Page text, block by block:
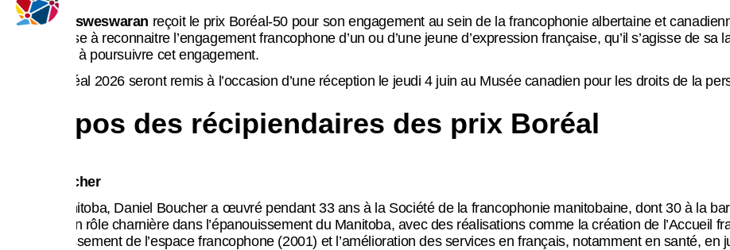
Ahdithya Visweswaran reçoit le prix Boréal-50 pour son engagement au sein de la francophonie albertaine et
Boréal-50 vise à reconnaitre l’engagement francophone d’un ou d’une jeune d’expression française, qu’il s’agisse de
l’encourager à poursuivre cet engagement.
Les prix Boréal 2026 seront remis à l’occasion d’une réception le jeudi 4 juin au Musée canadien pour les droits de la
À propos des récipiendaires des prix Boréal
Daniel Boucher
Natif du Manitoba, Daniel Boucher a œuvré pendant 33 ans à la Société de la francophonie manitobaine, dont 30 à la
maintenu son rôle charnière dans l’épanouissement du Manitoba, avec des réalisations comme la création de l’Accueil
de l’agrandissement de l’espace francophone (2001) et l’amélioration des services en français, notamment en santé,